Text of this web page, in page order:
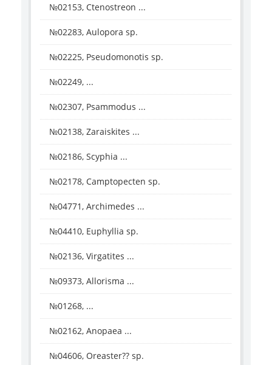
№02153, Ctenostreon ...
№02283, Aulopora sp.
№02225, Pseudomonotis sp.
№02249, ...
№02307, Psammodus ...
№02138, Zaraiskites ...
№02186, Scyphia ...
№02178, Camptopecten sp.
№04771, Archimedes ...
№04410, Euphyllia sp.
№02136, Virgatites ...
№09373, Allorisma ...
№01268, ...
№02162, Anopaea ...
№04606, Oreaster?? sp.